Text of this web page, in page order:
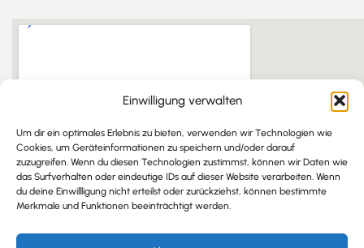
Einwilligung verwalten
Um dir ein optimales Erlebnis zu bieten, verwenden wir Technologien wie
Cookies, um Geräteinformationen zu speichern und/oder darauf
zuzugreifen. Wenn du diesen Technologien zustimmst, können wir Daten wie
das Surfverhalten oder eindeutige IDs auf dieser Website verarbeiten. Wenn
du deine Einwillligung nicht erteilst oder zurückziehst, können bestimmte
Merkmale und Funktionen beeinträchtigt werden.